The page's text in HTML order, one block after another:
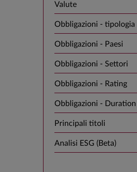
Valute
Obbligazioni - tipologia
Obbligazioni - Paesi
Obbligazioni - Settori
Obbligazioni - Rating
Obbligazioni - Duration
Principali titoli
Analisi ESG (Beta)